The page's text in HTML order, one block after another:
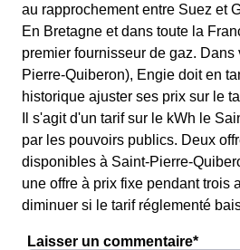
au rapprochement entre Suez et
En Bretagne et dans toute la
premier fournisseur de gaz. Dans
Pierre-Quiberon), Engie doit en
historique ajuster ses prix sur le
Il s'agit d'un tarif sur le kWh le
par les pouvoirs publics. Deux
disponibles à Saint-Pierre-
une offre à prix fixe pendant trois
diminuer si le tarif réglementé
Laisser un commentaire*